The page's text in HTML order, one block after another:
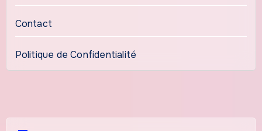
Contact
Politique de Confidentialité